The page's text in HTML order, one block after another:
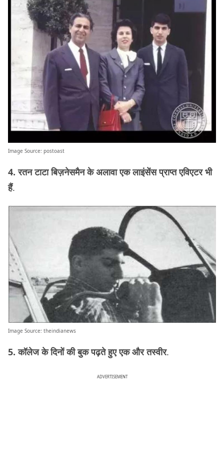
Image Source: postoast
4. रतन टाटा बिज़नेसमैन के अलावा एक लाइंसेंस प्राप्त एविएटर भी
हैं.
Image Source: theindianews
5. कॉलेज के दिनों की बुक पढ़ते हुए एक और तस्वीर.
ADVERTISEMENT